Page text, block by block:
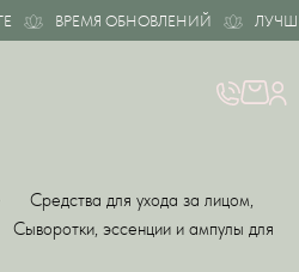
ВРЕМЯ ОБНОВЛЕНИЙ
Средства для ухода за лицом,
Сыворотки, эссенции и ампулы для